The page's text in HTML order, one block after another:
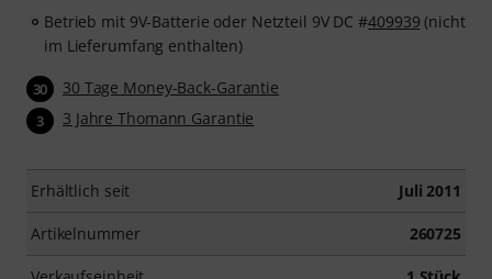
Betrieb mit 9V-Batterie oder Netzteil 9V DC #409939 (nicht
im Lieferumfang enthalten)
30 30 Tage Money-Back-Garantie
3 3 Jahre Thomann Garantie
Erhältlich seit Juli 2011
Artikelnummer 260725